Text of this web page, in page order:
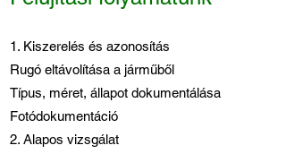
1. Kiszerelés és azonosítás
Rugó eltávolítása a járműből
Típus, méret, állapot dokumentálása
Fotódokumentáció
2. Alapos vizsgálat